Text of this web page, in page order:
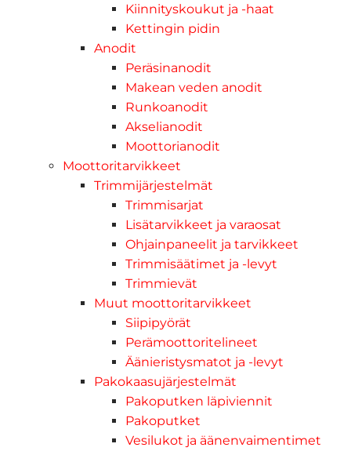
Kiinnityskoukut ja -haat
Kettingin pidin
Anodit
Peräsinanodit
Makean veden anodit
Runkoanodit
Akselianodit
Moottorianodit
Moottoritarvikkeet
Trimmijärjestelmät
Trimmisarjat
Lisätarvikkeet ja varaosat
Ohjainpaneelit ja tarvikkeet
Trimmisäätimet ja -levyt
Trimmievät
Muut moottoritarvikkeet
Siipipyörät
Perämoottoritelineet
Äänieristysmatot ja -levyt
Pakokaasujärjestelmät
Pakoputken läpiviennit
Pakoputket
Vesilukot ja äänenvaimentimet